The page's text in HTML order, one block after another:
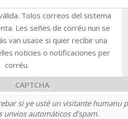
Tolos correos del sistema
Les señes de corréu nun se
van usase si quier recibir una
noticies o notificaciones per
corréu.
CAPTCHA
si ye usté un visitante humanu
unvios automáticos d'spam.